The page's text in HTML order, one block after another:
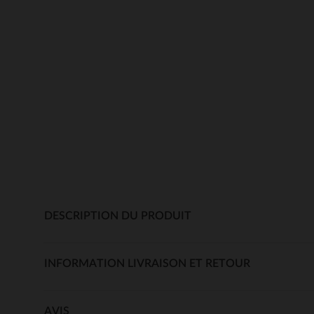
DESCRIPTION DU PRODUIT
INFORMATION LIVRAISON ET RETOUR
AVIS